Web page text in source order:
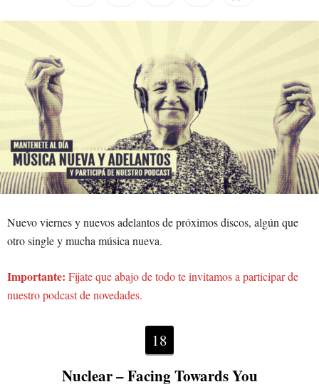
Nuevo viernes y nuevos adelantos de próximos discos, algún que
otro single y mucha música nueva.
Importante: Fijate que abajo de todo te invitamos a participar de
nuestro podcast de novedades.
18
Nuclear – Facing Towards You